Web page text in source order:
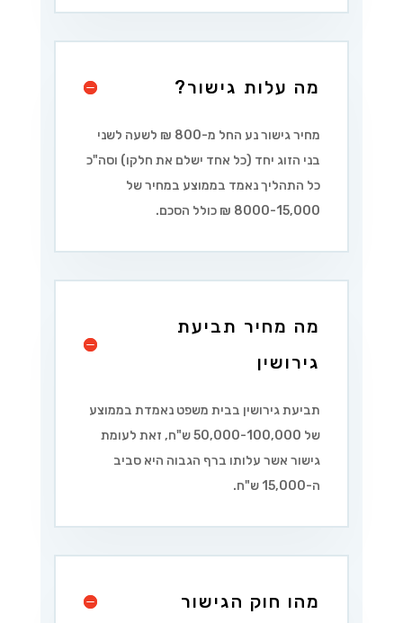
מה עלות גישור?
מחיר גישור נע החל מ-800 ₪ לשעה לשני
בני הזוג יחד (כל אחד ישלם את חלקו) וסה"כ
כל התהליך נאמד בממוצע במחיר של
8000-15,000 ₪ כולל הסכם.
מה מחיר תביעת
גירושין
תביעת גירושין בבית משפט נאמדת בממוצע
של 50,000-100,000 ש"ח, זאת לעומת
גישור אשר עלותו ברף הגבוה היא סביב
ה-15,000 ש"ח.
מהו חוק הגישור